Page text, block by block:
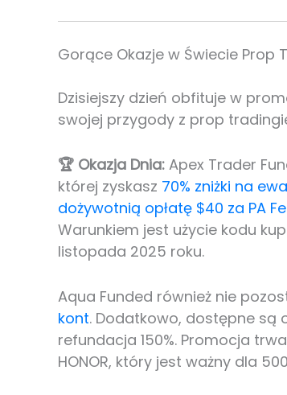
Gorące Okazje w Świecie Prop
Dzisiejszy dzień obfituje w
swojej przygody z prop
🏆 Okazja Dnia: Apex Trader
której zyskasz 70% zniżki na
dożywotnią opłatę $40 za PA
Warunkiem jest użycie kodu
listopada 2025 roku.
Aqua Funded również nie
kont. Dodatkowo, dostępne są
refundacja 150%. Promocja
HONOR, który jest ważny dla